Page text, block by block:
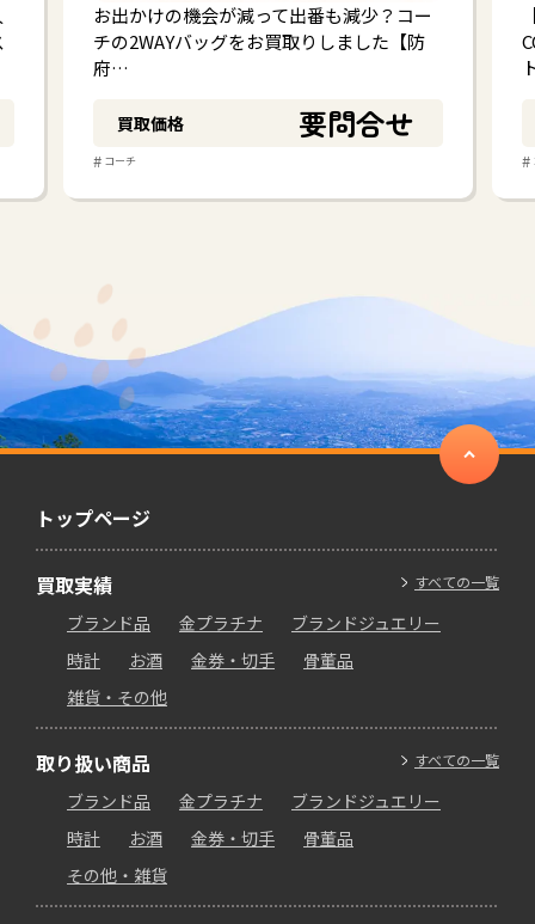
お出かけの機会が減って出番も減少？コー
チの2WAYバッグをお買取りしました【防
府…
買取価格 要問合せ
# コーチ #
トップページ
すべての一覧
買取実績
ブランド品 金プラチナ
ブランドジュエリー
時計
お酒 金券・切手
骨董品
雑貨・その他
すべての一覧
取り扱い商品
ブランド品 金プラチナ
ブランドジュエリー
時計
お酒 金券・切手
骨董品
その他・雑貨